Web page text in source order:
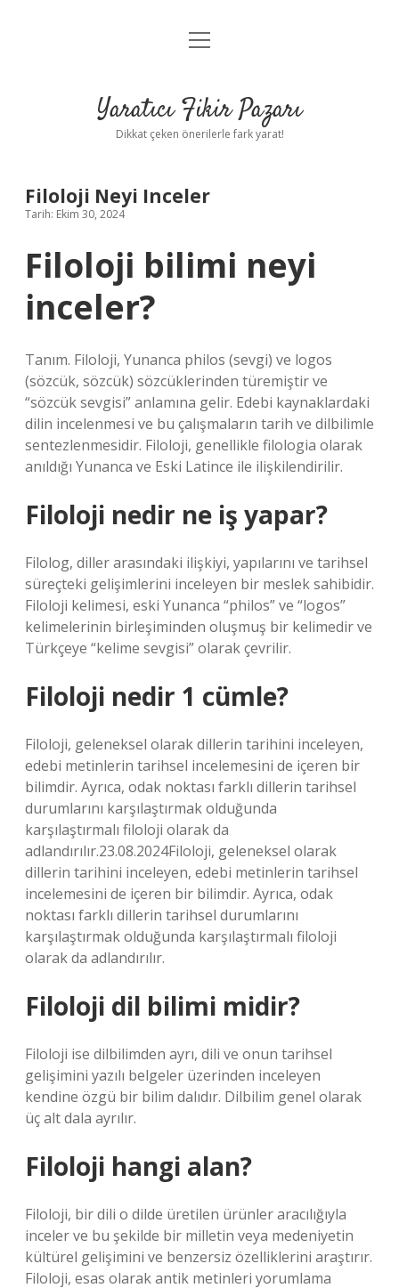
Anasayfa
Yasal Uyarı
menüyü
Yaratıcı Fikir Pazarı
Dikkat çeken önerilerle fark yarat!
Filoloji Neyi Inceler
Tarih: Ekim 30, 2024
Filoloji bilimi neyi
inceler?
Tanım. Filoloji, Yunanca philos (sevgi) ve logos
(sözcük, sözcük) sözcüklerinden türemiştir ve
“sözcük sevgisi” anlamına gelir. Edebi kaynaklardaki
dilin incelenmesi ve bu çalışmaların tarih ve dilbilimle
sentezlenmesidir. Filoloji, genellikle filologia olarak
anıldığı Yunanca ve Eski Latince ile ilişkilendirilir.
Filoloji nedir ne iş yapar?
Filolog, diller arasındaki ilişkiyi, yapılarını ve tarihsel
süreçteki gelişimlerini inceleyen bir meslek sahibidir.
Filoloji kelimesi, eski Yunanca “philos” ve “logos”
kelimelerinin birleşiminden oluşmuş bir kelimedir ve
Türkçeye “kelime sevgisi” olarak çevrilir.
Filoloji nedir 1 cümle?
Filoloji, geleneksel olarak dillerin tarihini inceleyen,
edebi metinlerin tarihsel incelemesini de içeren bir
bilimdir. Ayrıca, odak noktası farklı dillerin tarihsel
durumlarını karşılaştırmak olduğunda
karşılaştırmalı filoloji olarak da
adlandırılır.23.08.2024Filoloji, geleneksel olarak
dillerin tarihini inceleyen, edebi metinlerin tarihsel
incelemesini de içeren bir bilimdir. Ayrıca, odak
noktası farklı dillerin tarihsel durumlarını
karşılaştırmak olduğunda karşılaştırmalı filoloji
olarak da adlandırılır.
Filoloji dil bilimi midir?
Filoloji ise dilbilimden ayrı, dili ve onun tarihsel
gelişimini yazılı belgeler üzerinden inceleyen
kendine özgü bir bilim dalıdır. Dilbilim genel olarak
üç alt dala ayrılır.
Filoloji hangi alan?
Filoloji, bir dili o dilde üretilen ürünler aracılığıyla
inceler ve bu şekilde bir milletin veya medeniyetin
kültürel gelişimini ve benzersiz özelliklerini araştırır.
Filoloji, esas olarak antik metinleri yorumlama